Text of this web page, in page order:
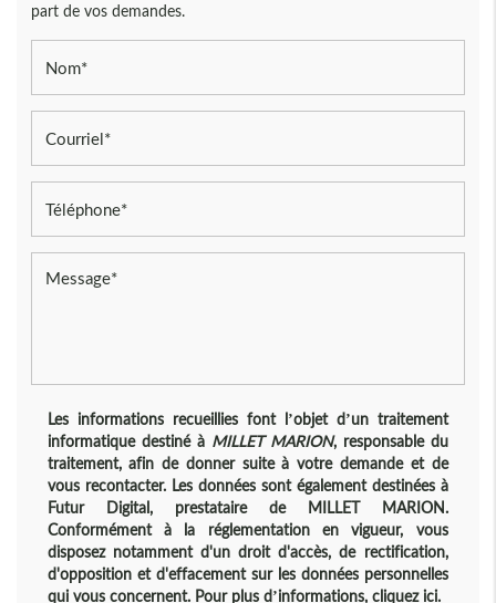
part de vos demandes.
Les informations recueillies font l’objet d’un traitement
informatique destiné à
MILLET MARION, responsable du
traitement, afin de donner suite à votre demande et de
vous recontacter. Les données sont également destinées à
Futur Digital, prestataire de MILLET MARION.
Conformément à la réglementation en vigueur, vous
disposez notamment d'un droit d'accès, de rectification,
d'opposition et d'effacement sur les données personnelles
qui vous concernent. Pour plus d’informations, cliquezici.